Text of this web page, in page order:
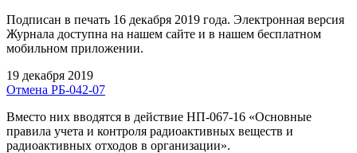
Подписан в печать 16 декабря 2019 года. Электронная версия
Журнала доступна на нашем сайте и в нашем бесплатном
мобильном приложении.
19 декабря 2019
Отмена РБ-042-07
Вместо них вводятся в действие НП-067-16 «Основные
правила учета и контроля радиоактивных веществ и
радиоактивных отходов в организации».